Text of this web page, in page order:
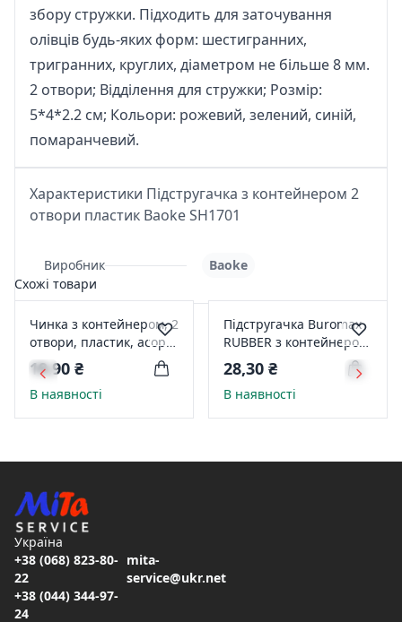
збору стружки. Підходить для заточування
олівців будь-яких форм: шестигранних,
тригранних, круглих, діаметром не більше 8 мм.
2 отвори; Відділення для стружки; Розмір:
5*4*2.2 см; Кольори: рожевий, зелений, синій,
помаранчевий.
Характеристики Підстругачка з контейнером 2
отвори пластик Baoke SH1701
Виробник
Baoke
Схожі товари
Чинка з контейнером, 2
отвори, пластик, асорті
Baoke (SH1702)
19,90 ₴
В наявності
Підстругачка Buromax
RUBBER з контейнером
2 отвора на блістері
ВМ4778-1
28,30 ₴
В наявності
Україна
+38 (068) 823-80-
22
+38 (044) 344-97-
24
mita-
service@ukr.net